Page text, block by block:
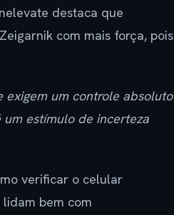
destaca que
com mais força, pois
exigem um controle absoluto
um estímulo de incerteza
verificar o celular
bem com